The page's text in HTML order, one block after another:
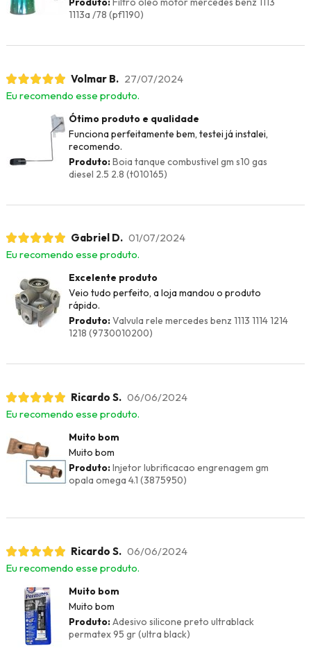
1113a /78 (pf1190)
Volmar B. 27/07/2024
Eu recomendo esse produto.
Ótimo produto e qualidade
Funciona perfeitamente bem, testei já instalei,
recomendo.
Produto:Boia tanque combustivel gm s10 gas
diesel 2.5 2.8 (t010165)
Gabriel D. 01/07/2024
Eu recomendo esse produto.
Excelente produto
Veio tudo perfeito, a loja mandou o produto
rápido.
Produto:Valvula rele mercedes benz 1113 1114 1214
1218 (9730010200)
Ricardo S. 06/06/2024
Eu recomendo esse produto.
Muito bom
Muito bom
Produto:Injetor lubrificacao engrenagem gm
opala omega 4.1 (3875950)
Ricardo S. 06/06/2024
Eu recomendo esse produto.
Muito bom
Muito bom
Produto:Adesivo silicone preto ultrablack
permatex 95 gr (ultra black)